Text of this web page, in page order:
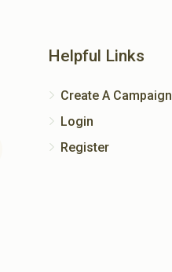
Helpful Links
Create A Campaign
Login
Register